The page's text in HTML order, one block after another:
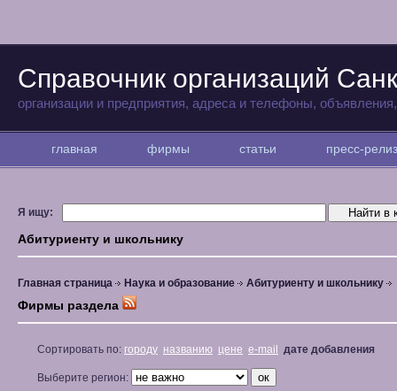
Справочник организаций
организации и предприятия, адреса и телефоны,
главная фирмы статьи пресс-
Я ищу:
Абитуриенту и школьнику
Главная страница Наука и образование Абитуриенту и школьнику
Фирмы раздела
Сортировать по: городу названию цене e-mail дате добавления
Выберите регион: